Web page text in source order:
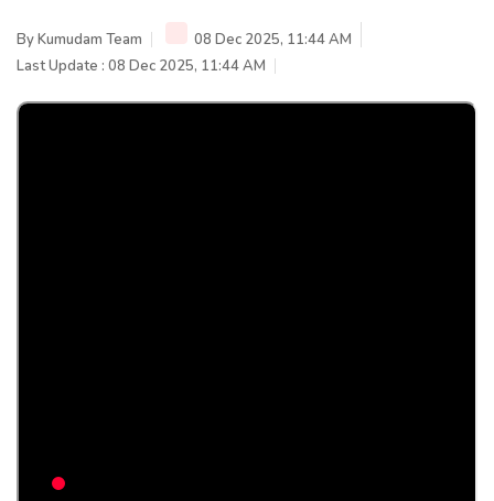
ByKumudam Team
08 Dec 2025, 11:44 AM
Last Update : 08 Dec 2025, 11:44 AM